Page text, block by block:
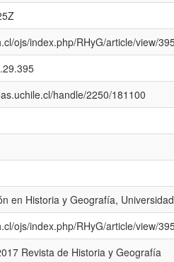
ojs/index.php/RHyG/article/view/
handle/2250/181100
en Historia y Geografí­a,
ojs/index.php/RHyG/article/view/
Revista de Historia y Geografí­a